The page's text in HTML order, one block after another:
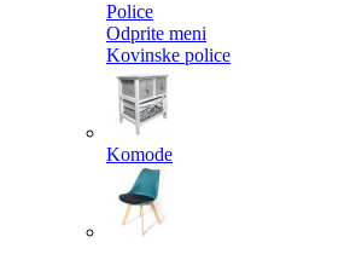
Police
Odprite meni
Kovinske police
Komode